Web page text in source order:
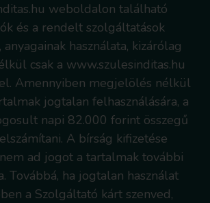
weboldalon található
és a rendelt szolgáltatások
anyagainak használata, kizárólag
csak a www.szulesinditas.hu
Amennyiben megjelölés nélkül
jogtalan felhasználására, a
napi 82.000 forint összegű
A bírság kifizetése
ad jogot a tartalmak további
Továbbá, ha jogtalan használat
a Szolgáltató kárt szenved,